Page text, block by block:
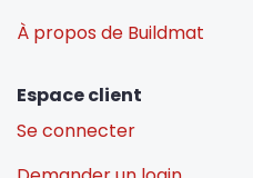
À propos de Buildmat
Espace client
Se connecter